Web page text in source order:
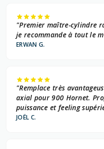
"Premier maître-cylindre
je recommande à tout le
ERWAN G.
"Remplace très
axial pour 900 Hornet.
puissance et feeling
JOËL C.